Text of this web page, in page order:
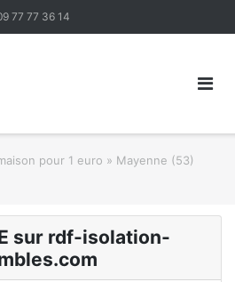
77 77 36 14
pour 1 euro » Mayenne (53)
sur rdf-isolation-